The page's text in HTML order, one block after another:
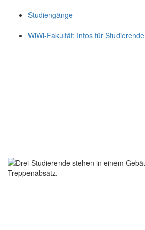
Studiengänge
WiWi-Fakultät: Infos für Studierende